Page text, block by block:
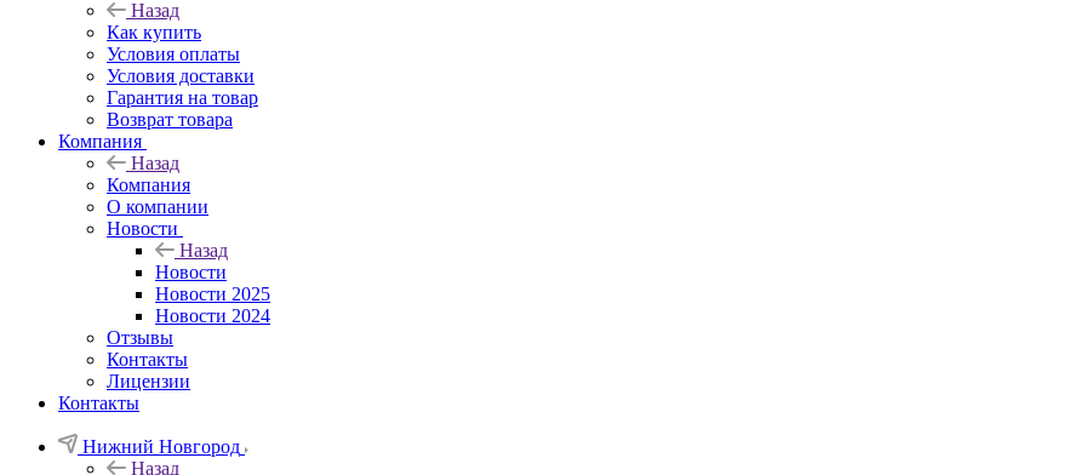
Назад
Как купить
Условия оплаты
Условия доставки
Гарантия на товар
Возврат товара
Компания
Назад
Компания
О компании
Новости
Назад
Новости
Новости 2025
Новости 2024
Отзывы
Контакты
Лицензии
Контакты
Нижний Новгород
Назад